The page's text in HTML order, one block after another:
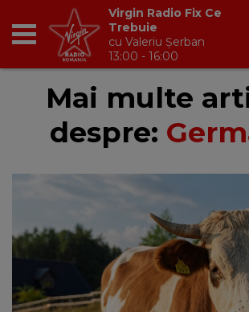
RADIO
BREAKFAST
TIC TALK
HOT 30
DANCEFLOOR CHART
Virgin Radio Fix Ce
Trebuie
cu Valeriu Șerban
13:00 - 16:00
Mai multe
despre: